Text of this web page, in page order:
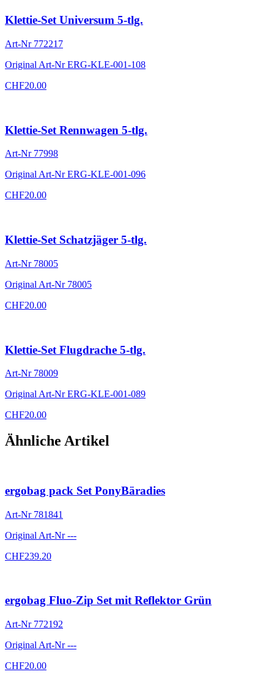
Klettie-Set Universum 5-tlg.
Art-Nr 772217
Original Art-NrERG-KLE-001-108
CHF20.00
Klettie-Set Rennwagen 5-tlg.
Art-Nr 77998
Original Art-NrERG-KLE-001-096
CHF20.00
Klettie-Set Schatzjäger 5-tlg.
Art-Nr 78005
Original Art-Nr 78005
CHF20.00
Klettie-Set Flugdrache 5-tlg.
Art-Nr 78009
Original Art-NrERG-KLE-001-089
CHF20.00
Ähnliche Artikel
ergobag pack Set PonyBäradies
Art-Nr 781841
Original Art-Nr---
CHF239.20
ergobag Fluo-Zip Set mit Reflektor Grün
Art-Nr 772192
Original Art-Nr---
CHF20.00